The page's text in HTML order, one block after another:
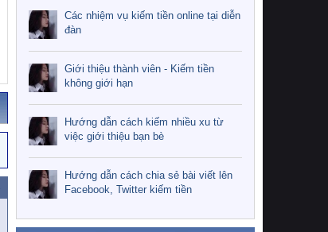
Các nhiệm vụ kiếm tiền online tại diễn
đàn
Giới thiệu thành viên - Kiếm tiền
không giới hạn
Hướng dẫn cách kiếm nhiều xu từ
việc giới thiệu bạn bè
Hướng dẫn cách chia sẻ bài viết lên
Facebook, Twitter kiếm tiền